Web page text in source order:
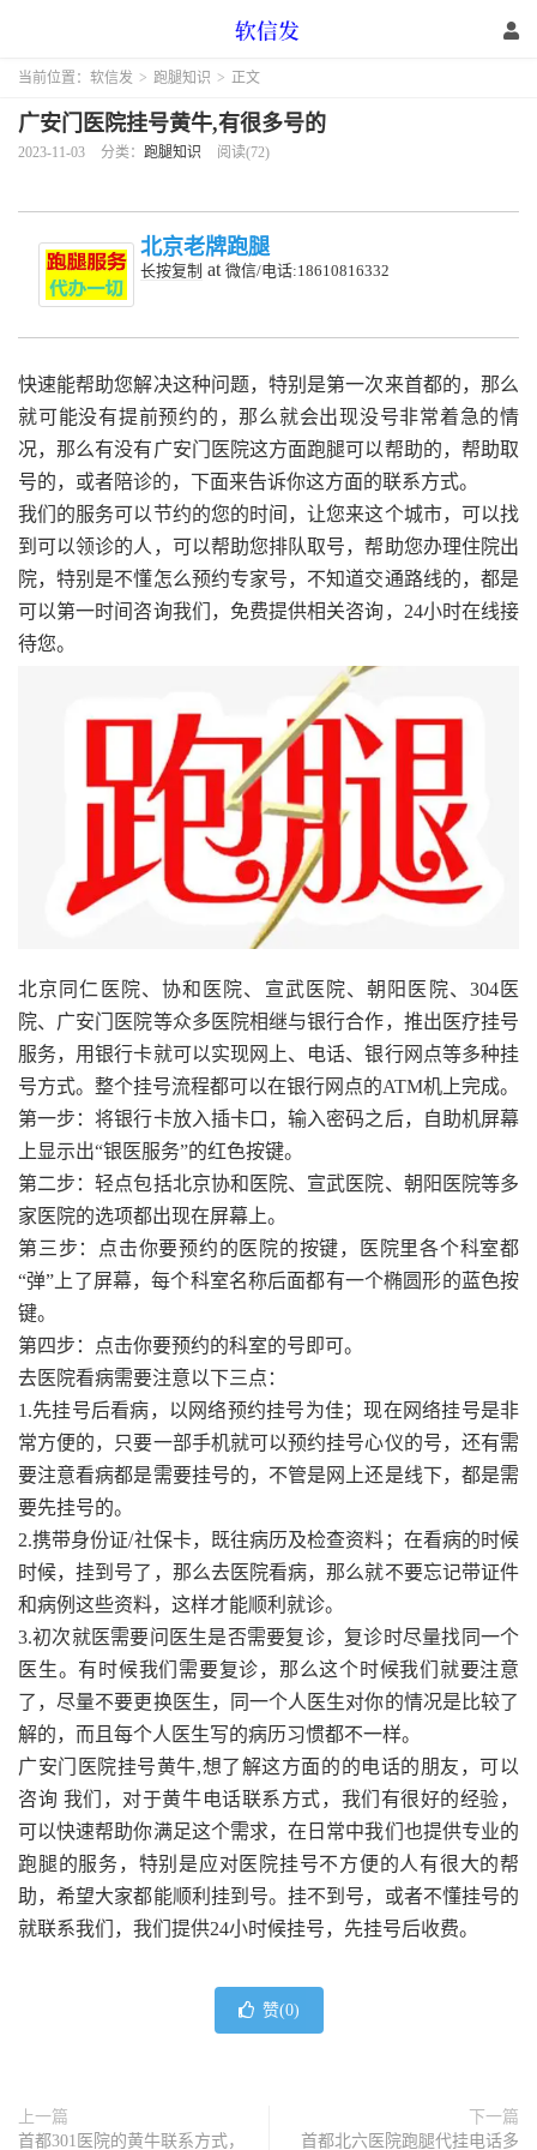
当前位置： 软信发 > 跑腿知识 > 正文
广安门医院挂号黄牛,有很多号的
2023-11-03 分类： 跑腿知识 阅读(72)
北京老牌跑腿
长按复制 at 微信/电话:18610816332
快速能帮助您解决这种问题，特别是第一次来首都的，那么
就可能没有提前预约的，那么就会出现没号非常着急的情
况，那么有没有广安门医院这方面跑腿可以帮助的，帮助取
号的，或者陪诊的，下面来告诉你这方面的联系方式。
我们的服务可以节约的您的时间，让您来这个城市，可以找
到可以领诊的人，可以帮助您排队取号，帮助您办理住院出
院，特别是不懂怎么预约专家号，不知道交通路线的，都是
可以第一时间咨询我们，免费提供相关咨询，24小时在线接
待您。
北京同仁医院、协和医院、宣武医院、朝阳医院、304医
院、广安门医院等众多医院相继与银行合作，推出医疗挂号
服务，用银行卡就可以实现网上、电话、银行网点等多种挂
号方式。整个挂号流程都可以在银行网点的ATM机上完成。
第一步：将银行卡放入插卡口，输入密码之后，自助机屏幕
上显示出“银医服务”的红色按键。
第二步：轻点包括北京协和医院、宣武医院、朝阳医院等多
家医院的选项都出现在屏幕上。
第三步：点击你要预约的医院的按键，医院里各个科室都
“弹”上了屏幕，每个科室名称后面都有一个椭圆形的蓝色按
键。
第四步：点击你要预约的科室的号即可。
去医院看病需要注意以下三点：
1.先挂号后看病，以网络预约挂号为佳；现在网络挂号是非
常方便的，只要一部手机就可以预约挂号心仪的号，还有需
要注意看病都是需要挂号的，不管是网上还是线下，都是需
要先挂号的。
2.携带身份证/社保卡，既往病历及检查资料；在看病的时候
时候，挂到号了，那么去医院看病，那么就不要忘记带证件
和病例这些资料，这样才能顺利就诊。
3.初次就医需要问医生是否需要复诊，复诊时尽量找同一个
医生。有时候我们需要复诊，那么这个时候我们就要注意
了，尽量不要更换医生，同一个人医生对你的情况是比较了
解的，而且每个人医生写的病历习惯都不一样。
广安门医院挂号黄牛,想了解这方面的的电话的朋友，可以
咨询 我们，对于黄牛电话联系方式，我们有很好的经验，
可以快速帮助你满足这个需求，在日常中我们也提供专业的
跑腿的服务，特别是应对医院挂号不方便的人有很大的帮
助，希望大家都能顺利挂到号。挂不到号，或者不懂挂号的
就联系我们，我们提供24小时候挂号，先挂号后收费。
赞(0)
上一篇
首都301医院的黄牛联系方式，
下一篇
首都北六医院跑腿代挂电话多